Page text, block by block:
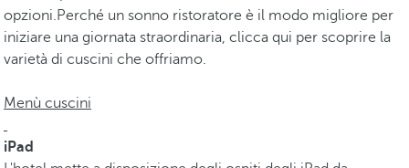
opzioni.Perché un sonno ristoratore è il modo migliore per
iniziare una giornata straordinaria, clicca qui per scoprire la
varietà di cuscini che offriamo.
Menù cuscini
iPad